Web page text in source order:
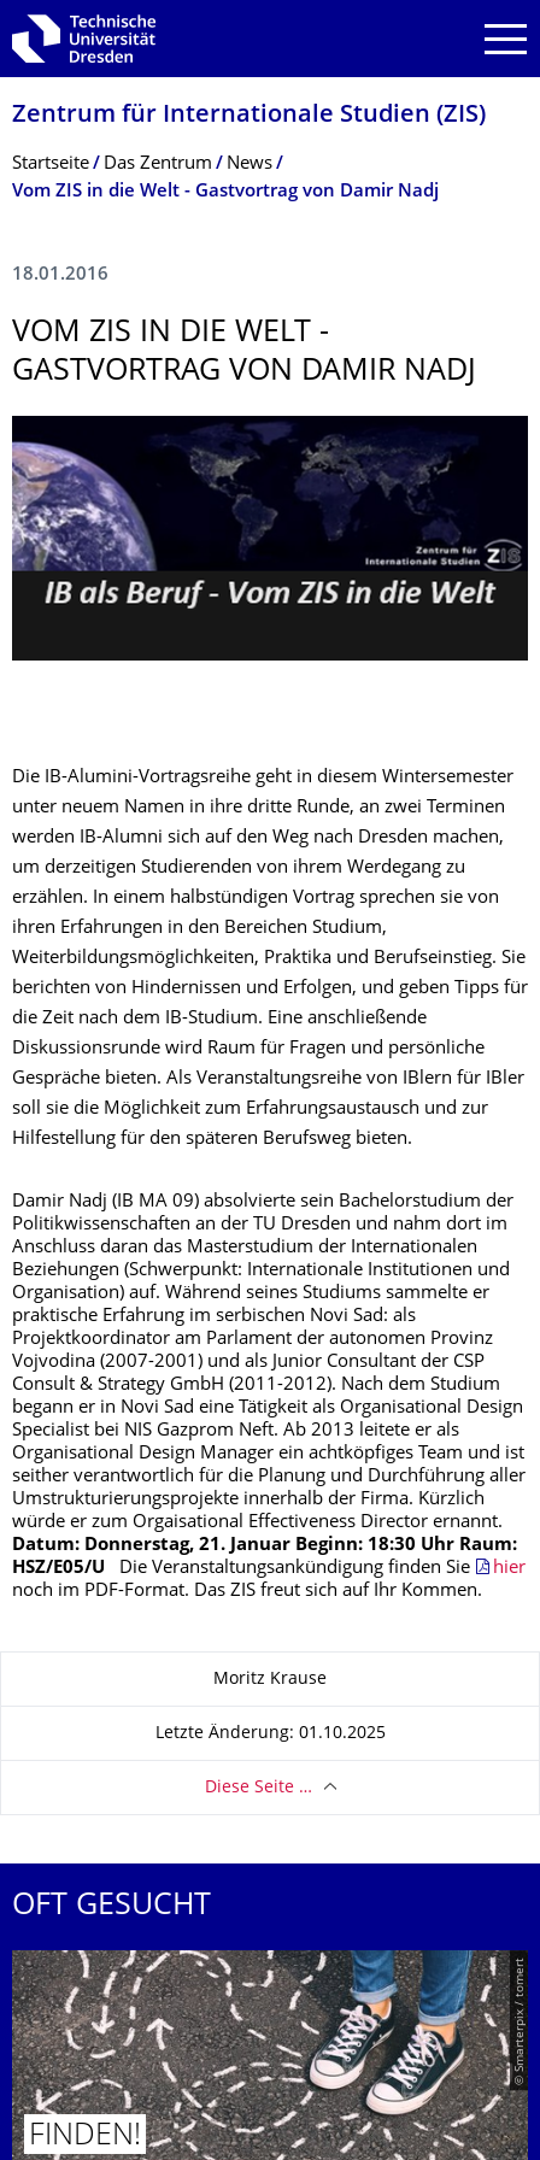
Zur Hauptnavigation springen
Zur Suche springen
Zum Inhalt springen
Zentrum für Internationale Studien (ZIS)
Breadcrumb-Menü
Startseite Das Zentrum
News
Vom ZIS in die Welt - Gastvortrag von Damir Nadj
18.01.2016
VOM ZIS IN DIE WELT -
GASTVORTRAG VON DAMIR NADJ
Die IB-Alumini-Vortragsreihe geht in diesem Wintersemester
unter neuem Namen in ihre dritte Runde, an zwei Terminen
werden IB-Alumni sich auf den Weg nach Dresden machen,
um derzeitigen Studierenden von ihrem Werdegang zu
erzählen. In einem halbstündigen Vortrag sprechen sie von
ihren Erfahrungen in den Bereichen Studium,
Weiterbildungsmöglichkeiten, Praktika und Berufseinstieg. Sie
berichten von Hindernissen und Erfolgen, und geben Tipps für
die Zeit nach dem IB-Studium. Eine anschließende
Diskussionsrunde wird Raum für Fragen und persönliche
Gespräche bieten. Als Veranstaltungsreihe von IBlern für IBler
soll sie die Möglichkeit zum Erfahrungsaustausch und zur
Hilfestellung für den späteren Berufsweg bieten.
Damir Nadj (IB MA 09) absolvierte sein Bachelorstudium der
Politikwissenschaften an der TU Dresden und nahm dort im
Anschluss daran das Masterstudium der Internationalen
Beziehungen (Schwerpunkt: Internationale Institutionen und
Organisation) auf. Während seines Studiums sammelte er
praktische Erfahrung im serbischen Novi Sad: als
Projektkoordinator am Parlament der autonomen Provinz
Vojvodina (2007-2001) und als Junior Consultant der CSP
Consult & Strategy GmbH (2011-2012). Nach dem Studium
begann er in Novi Sad eine Tätigkeit als Organisational Design
Specialist bei NIS Gazprom Neft. Ab 2013 leitete er als
Organisational Design Manager ein achtköpfiges Team und ist
seither verantwortlich für die Planung und Durchführung aller
Umstrukturierungsprojekte innerhalb der Firma. Kürzlich
würde er zum Orgaisational Effectiveness Director ernannt.
Datum: Donnerstag, 21. Januar Beginn: 18:30 Uhr Raum:
HSZ/E05/U Die Veranstaltungsankündigung finden Sie
hier
noch im PDF-Format. Das ZIS freut sich auf Ihr Kommen.
Moritz Krause
Letzte Änderung: 01.10.2025
Diese Seite …
OFT GESUCHT
© Smarterpix / tomert
FINDEN!